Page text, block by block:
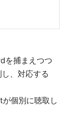
を捕まえつつ
、対応する
個別に聴取し